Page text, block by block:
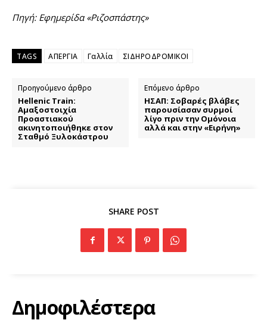
Πηγή: Εφημερίδα «Ριζοσπάστης»
TAGS ΑΠΕΡΓΙΑ Γαλλία ΣΙΔΗΡΟΔΡΟΜΙΚΟΙ
Προηγούμενο άρθρο
Hellenic Train:
Αμαξοστοιχία
Προαστιακού
ακινητοποιήθηκε στον
Σταθμό Ξυλοκάστρου
Επόμενο άρθρο
ΗΣΑΠ: Σοβαρές βλάβες
παρουσίασαν συρμοί
λίγο πριν την Ομόνοια
αλλά και στην «Ειρήνη»
SHARE POST
Δημοφιλέστερα